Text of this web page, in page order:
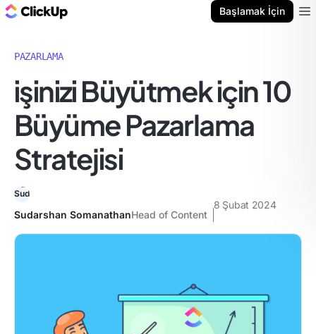
Başlamak İçin
PAZARLAMA
i̇şinizi Büyütmek için 10
Büyüme Pazarlama
Stratejisi
Sudarshan SomanathanHead of Content
8 Şubat 2024